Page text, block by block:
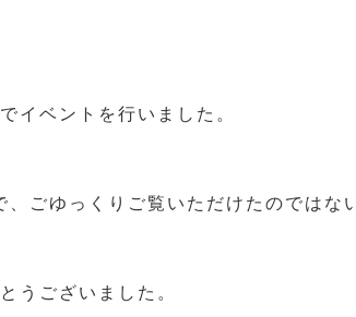
イベントを行いました。
ごゆっくりご覧いただけたのではな
うございました。